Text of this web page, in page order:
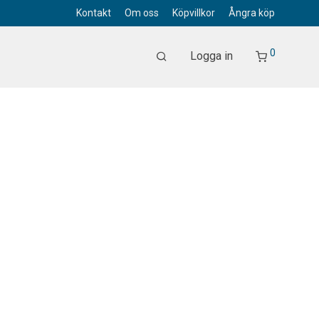
Kontakt Om oss Köpvillkor Ångra köp
Logga in 0